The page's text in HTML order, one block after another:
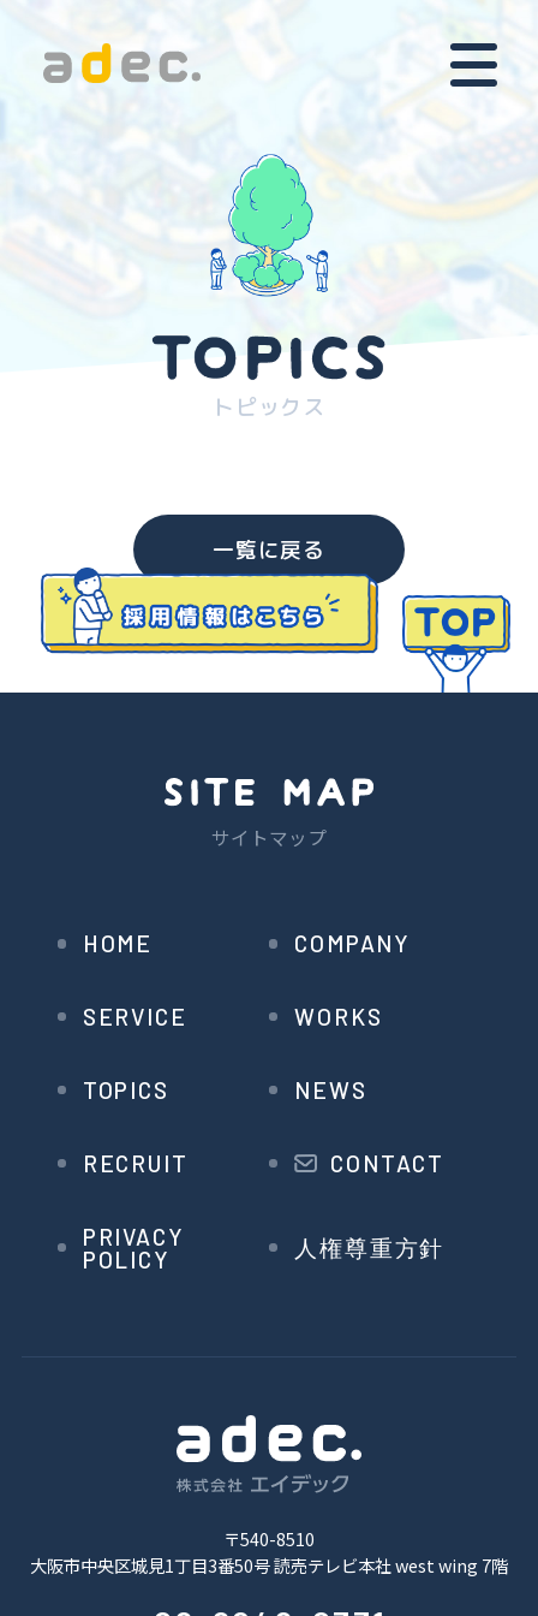
トピックス
一覧に戻る
サイトマップ
HOME COMPANY
SERVICE WORKS
TOPICS NEWS
RECRUIT CONTACT
PRIVACY
POLICY
人権尊重方針
〒540-8510
大阪市中央区城見1丁目3番50号 読売テレビ本社 west wing 7階